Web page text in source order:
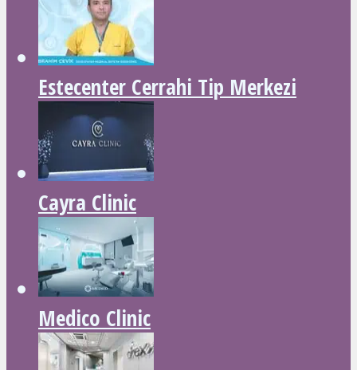
Estecenter Cerrahi Tip Merkezi
Cayra Clinic
Medico Clinic